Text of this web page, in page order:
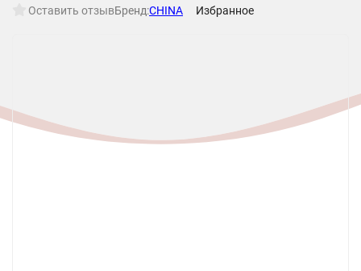
Оставить отзывБренд:CHINA Избранное